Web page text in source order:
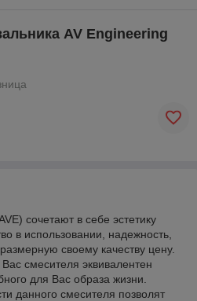
AV Engineering
сочетают в себе эстетику
в использовании, надежность,
своему качеству цену.
смесителя эквивалентен
для Вас образа жизни.
данного смесителя позволят